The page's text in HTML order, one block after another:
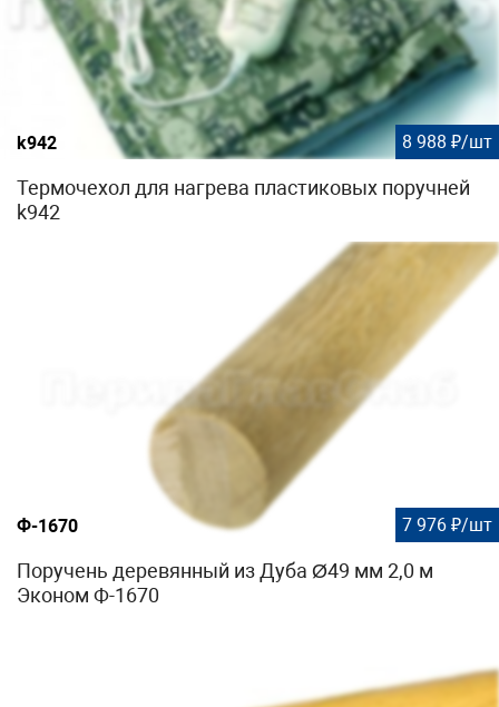
k942 8 988 ₽/шт
Термочехол для нагрева пластиковых поручней
k942
Ф-1670 7 976 ₽/шт
Поручень деревянный из Дуба Ø49 мм 2,0 м
Эконом Ф-1670